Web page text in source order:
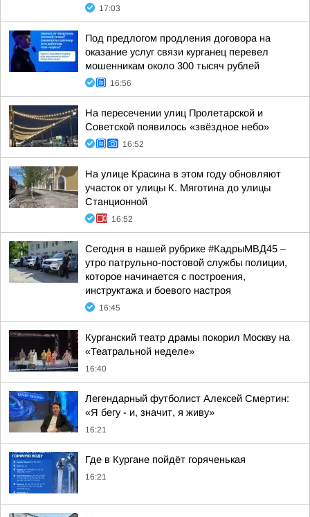
17:03
Под предлогом продления договора на
оказание услуг связи курганец перевел
мошенникам около 300 тысяч рублей
16:56
На пересечении улиц Пролетарской и
Советской появилось «звёздное небо»
16:52
На улице Красина в этом году обновляют
участок от улицы К. Мяготина до улицы
Станционной
16:52
Сегодня в нашей рубрике #КадрыМВД45 –
утро патрульно-постовой службы полиции,
которое начинается с построения,
инструктажа и боевого настроя
16:45
Курганский театр драмы покорил Москву на
«Театральной неделе»
16:40
Легендарный футболист Алексей Смертин:
«Я бегу - и, значит, я живу»
16:21
Где в Кургане пойдёт горяченькая
16:21